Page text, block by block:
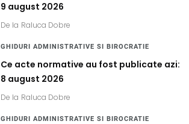
9 august 2026
De la Raluca Dobre
GHIDURI ADMINISTRATIVE SI BIROCRATIE
Ce acte normative au fost publicate azi:
8 august 2026
De la Raluca Dobre
GHIDURI ADMINISTRATIVE SI BIROCRATIE